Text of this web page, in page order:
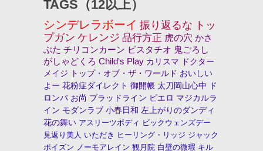
TAGS（12以上）
シンデレラボーイ 振り返るな トッ
プガン ケレンジ 品行方正 虎の穴 かさ
ぶた チリコンカーン ピスタチオ 鬼ごろし
がしゃどくろ Child's Play カリスマ
ドクター
メイジ
トップ・オブ・ザ・ワールド おいしい
よー 花粉症ダイレクト 御開帳 太刀岡山心中
ド
ロンパ お尚 ブラッドライン ピエロ マジカルラ
イン モダンラブ 小春日和 左上がりのダンディ
花の舞い アスリーツボディ ビックウェンズデー
見返り美人 いただき ヒーリング・リッジ ジャック
ポイズン ノーモアレイン 観月院 白壁の微瑕 キル